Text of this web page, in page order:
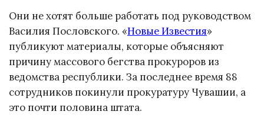
Они не хотят больше работать под руководством
Василия Пословского. «Новые Известия»
публикуют материалы, которые объясняют
причину массового бегства прокуроров из
ведомства республики. За последнее время 88
сотрудников покинули прокуратуру Чувашии, а
это почти половина штата.